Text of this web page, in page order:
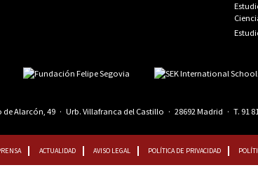
Alarcón, 49 · Urb. Villafranca del Castillo · 28692 Madrid · T. 91
ACTUALIDAD AVISO LEGAL POLÍTICA DE PRIVACIDAD